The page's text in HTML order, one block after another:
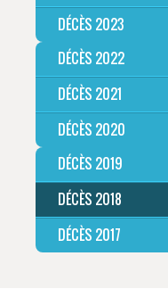
DÉCÈS 2023
DÉCÈS 2022
DÉCÈS 2021
DÉCÈS 2020
DÉCÈS 2019
DÉCÈS 2018
DÉCÈS 2017